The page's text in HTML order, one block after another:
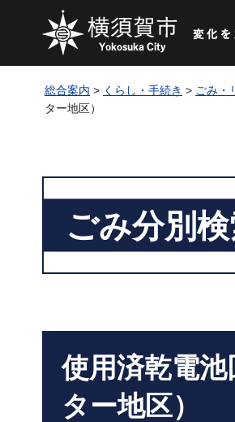
総合案内 > くらし・手続き > ごみ・
ター地区）
ごみ分別
使用済乾電
ター地区）